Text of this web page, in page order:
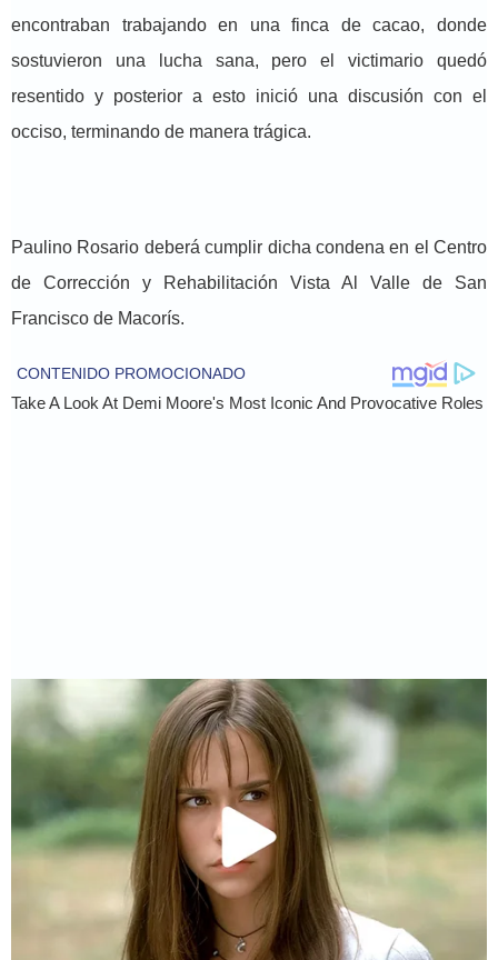
encontraban trabajando en una finca de cacao, donde
sostuvieron una lucha sana, pero el victimario quedó
resentido y posterior a esto inició una discusión con el
occiso, terminando de manera trágica.
Paulino Rosario deberá cumplir dicha condena en el Centro
de Corrección y Rehabilitación Vista Al Valle de San
Francisco de Macorís.